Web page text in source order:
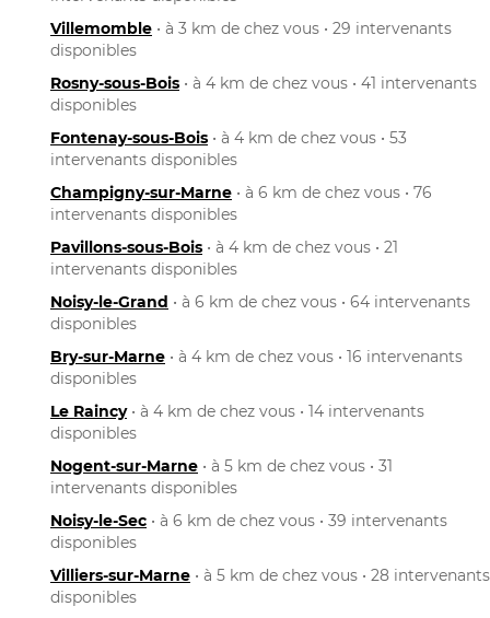
Villemomble • à 3 km de chez vous • 29 intervenants
disponibles
Rosny-sous-Bois • à 4 km de chez vous • 41 intervenants
disponibles
Fontenay-sous-Bois • à 4 km de chez vous • 53
intervenants disponibles
Champigny-sur-Marne • à 6 km de chez vous • 76
intervenants disponibles
Pavillons-sous-Bois • à 4 km de chez vous • 21
intervenants disponibles
Noisy-le-Grand • à 6 km de chez vous • 64 intervenants
disponibles
Bry-sur-Marne • à 4 km de chez vous • 16 intervenants
disponibles
Le Raincy• à 4 km de chez vous • 14 intervenants
disponibles
Nogent-sur-Marne • à 5 km de chez vous • 31
intervenants disponibles
Noisy-le-Sec • à 6 km de chez vous • 39 intervenants
disponibles
Villiers-sur-Marne • à 5 km de chez vous • 28 intervenants
disponibles